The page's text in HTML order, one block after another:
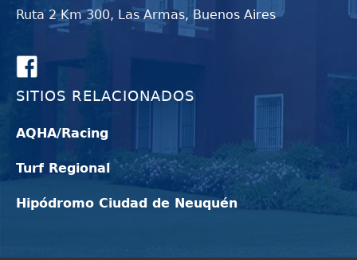
Ruta 2 Km 300, Las Armas, Buenos Aires
SITIOS RELACIONADOS
AQHA/Racing
Turf Regional
Hipódromo Ciudad de Neuquén